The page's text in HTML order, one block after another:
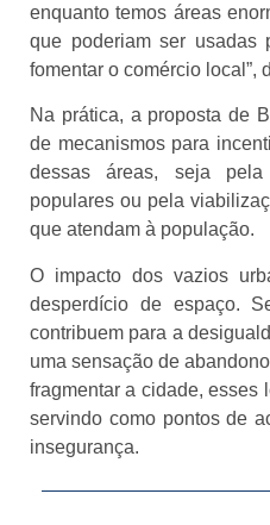
enquanto temos áreas
que poderiam ser usadas
fomentar o comércio local”,
Na prática, a proposta de
de mecanismos para
dessas áreas, seja
populares ou pela
que atendam à população.
O impacto dos vazios
desperdício de espaço.
contribuem para a
uma sensação de
fragmentar a cidade, esses
servindo como pontos de
insegurança.